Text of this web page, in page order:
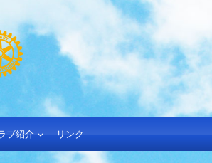
ブ紹介 リンク